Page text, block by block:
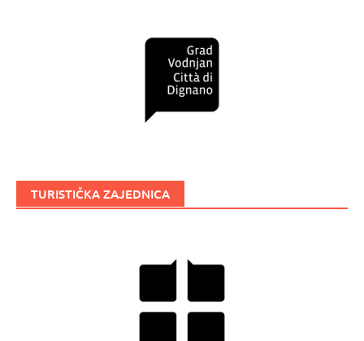
TURISTIČKA ZAJEDNICA